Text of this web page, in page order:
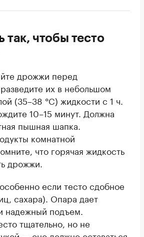
так, чтобы тесто
дрожжи перед
их в небольшом
(35–38 °C) жидкости с 1 ч.
10–15 минут. Должна
пышная шапка.
комнатной
что горячая жидкость
дрожжи.
если тесто сдобное
сахара). Опара дает
подъем.
тщательно, но не